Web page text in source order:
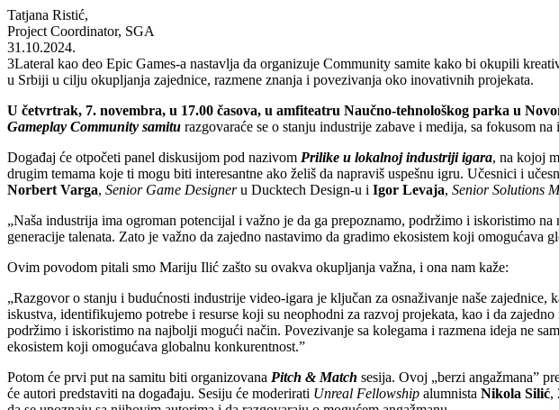
Tatjana Ristić,
Project Coordinator, SGA
31.10.2024.
3Lateral kao deo Epic Games-a nastavlja da organizuje Community samite kako bi okupili
u Srbiji u cilju okupljanja zajednice, razmene znanja i povezivanja oko inovativnih projekata.
U četvrtrak, 7. novembra, u 17.00 časova, u amfiteatru Naučno-tehnološkog parka u
Gameplay Community samitu razgovaraće se o stanju industrije zabave i medija, sa fokusom
Događaj će otpočeti panel diskusijom pod nazivom Prilike u lokalnoj industriji igara, na kojoj
drugim temama koje ti mogu biti interesantne ako želiš da napraviš uspešnu igru. Učesnici i
Norbert Varga, Senior Game Designeru Ducktech Design-u i Igor Levaja, Senior Solutions
„Naša industrija ima ogroman potencijal i važno je da ga prepoznamo, podržimo i iskoristimo
generacije talenata. Zato je važno da zajedno nastavimo da gradimo ekosistem koji omogućava
Ovim povodom pitali smo Mariju Ilić zašto su ovakva okupljanja važna, i ona nam kaže:
„Razgovor o stanju i budućnosti industrije video-igara je ključan za osnaživanje naše
iskustva, identifikujemo potrebe i resurse koji su neophodni za razvoj projekata, kao i da
podržimo i iskoristimo na najbolji mogući način. Povezivanje sa kolegama i razmena ideja ne
ekosistem koji omogućava globalnu konkurentnost.”
Potom će prvi put na samitu biti organizovana Pitch & Match sesija. Ovoj „berzi angažmana”
će autori predstaviti na događaju. Sesiju će moderirati Unreal Fellowship alumnista Nikola Silić,